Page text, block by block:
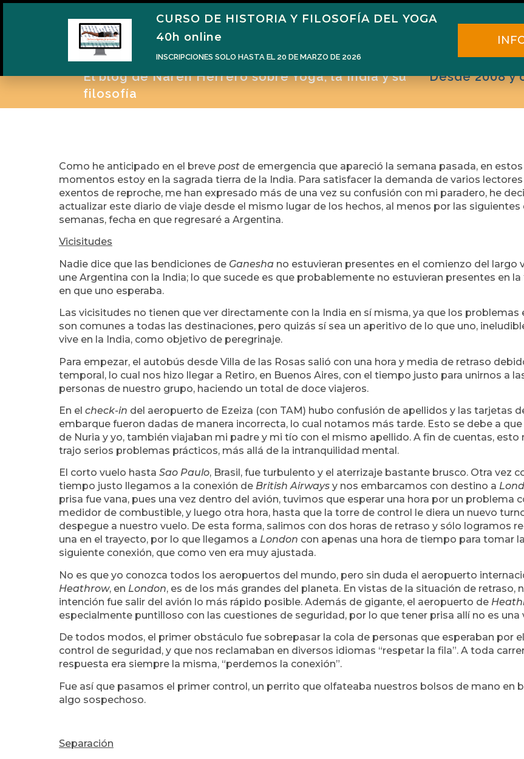
Home Narén Herrero Blog
El blog de Naren Herrero sobre Yoga, la India y su
filosofía
Desde 2008 y
Como he anticipado en el breve post de emergencia que apareció la semana pasada, en estos
momentos estoy en la sagrada tierra de la India. Para satisfacer la demanda de varios lectores
exentos de reproche, me han expresado más de una vez su confusión con mi paradero, he
actualizar este diario de viaje desde el mismo lugar de los hechos, al menos por las siguientes
semanas, fecha en que regresaré a Argentina.
Vicisitudes
Nadie dice que las bendiciones de Ganesha no estuvieran presentes en el comienzo del largo
une Argentina con la India; lo que sucede es que probablemente no estuvieran presentes en
en que uno esperaba.
Las vicisitudes no tienen que ver directamente con la India en sí misma, ya que los problemas
son comunes a todas las destinaciones, pero quizás sí sea un aperitivo de lo que uno,
vive en la India, como objetivo de peregrinaje.
Para empezar, el autobús desde Villa de las Rosas salió con una hora y media de retraso
temporal, lo cual nos hizo llegar a Retiro, en Buenos Aires, con el tiempo justo para unirnos a
personas de nuestro grupo, haciendo un total de doce viajeros.
En el check-in del aeropuerto de Ezeiza (con TAM) hubo confusión de apellidos y las tarjetas
embarque fueron dadas de manera incorrecta, lo cual notamos más tarde. Esto se debe a
de Nuria y yo, también viajaban mi padre y mi tío con el mismo apellido. A fin de cuentas, esto
trajo serios problemas prácticos, más allá de la intranquilidad mental.
El corto vuelo hasta Sao Paulo, Brasil, fue turbulento y el aterrizaje bastante brusco. Otra vez
tiempo justo llegamos a la conexión de British Airways y nos embarcamos con destino a
prisa fue vana, pues una vez dentro del avión, tuvimos que esperar una hora por un problema
medidor de combustible, y luego otra hora, hasta que la torre de control le diera un nuevo
despegue a nuestro vuelo. De esta forma, salimos con dos horas de retraso y sólo logramos
una en el trayecto, por lo que llegamos a London con apenas una hora de tiempo para tomar la
siguiente conexión, que como ven era muy ajustada.
No es que yo conozca todos los aeropuertos del mundo, pero sin duda el aeropuerto
Heathrow, en London, es de los más grandes del planeta. En vistas de la situación de retraso,
intención fue salir del avión lo más rápido posible. Además de gigante, el aeropuerto de
especialmente puntilloso con las cuestiones de seguridad, por lo que tener prisa allí no es una
De todos modos, el primer obstáculo fue sobrepasar la cola de personas que esperaban por
control de seguridad, y que nos reclamaban en diversos idiomas “respetar la fila”. A toda
respuesta era siempre la misma, “perdemos la conexión”.
Fue así que pasamos el primer control, un perrito que olfateaba nuestros bolsos de mano en
algo sospechoso.
Separación
CURSO DE HISTORIA Y FILOSOFÍA DEL YOGA
40h online
INSCRIPCIONES SOLO HASTA EL 20 DE MARZO DE 2026